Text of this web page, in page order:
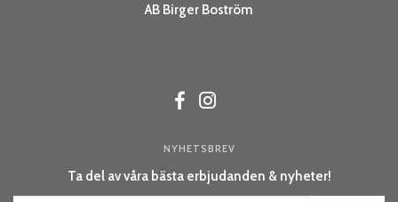
AB Birger Boström
NYHETSBREV
Ta del av våra bästa erbjudanden & nyheter!